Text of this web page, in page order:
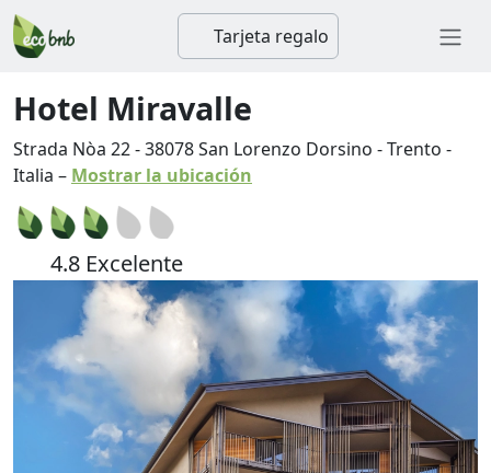
Tarjeta regalo
Hotel Miravalle
Strada Nòa 22-38078San Lorenzo Dorsino -Trento -
Italia – Mostrar la ubicación
4.8 Excelente